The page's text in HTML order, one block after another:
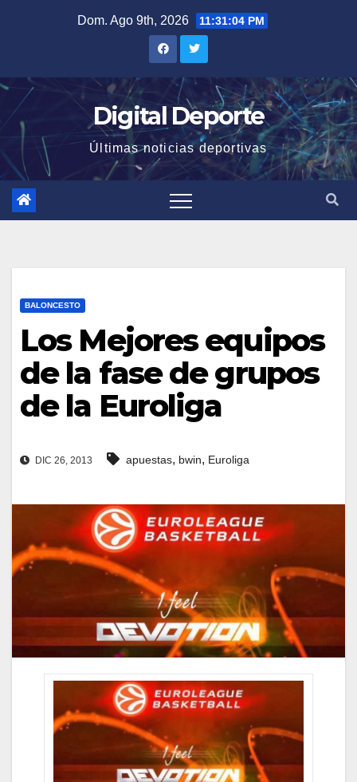
Dom. Ago 9th, 2026 11:31:04 PM
Digital Deporte
Últimas noticias deportivas
BALONCESTO
Los Mejores equipos
de la fase de grupos
de la Euroliga
DIC 26, 2013 apuestas, bwin, Euroliga